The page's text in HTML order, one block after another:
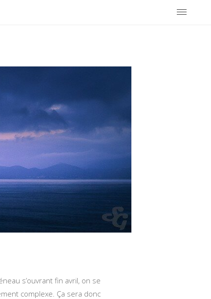
s’ouvrant fin avril, on se
complexe. Ça sera donc